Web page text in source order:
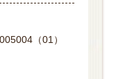
（01）